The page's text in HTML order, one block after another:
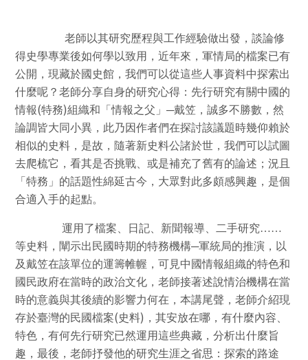
老師以其研究歷程與工作經驗做出發，談論修
得史學專業後如何學以致用，近年來，軍情局的檔案已有
公開，現藏於國史館，我們可以從這些人事資料中探索出
什麼呢？老師分享自身的研究心得：先行研究有關中國的
情報(特務)組織和「情報之父」─戴笠，誠多不勝數，然
論調皆大同小異，此乃因作者們在探討該議題時幾仰賴於
相似的史料，是故，隨著新史料公諸於世，我們可以試圖
去爬梳它，看其是否挑戰、或是補充了舊有的論述；況且
「特務」的話題性綿延古今，大眾對此多頗感興趣，是個
合適入手的起點。
運用了檔案、日記、新聞報導、二手研究……
等史料，闡示出民國時期的特務機構─軍統局的推演，以
及戴笠在該單位的運籌帷幄，可見中國情報組織的特色和
國民政府在當時的政治文化，老師接著述說情治機構在當
時的意義與其後續的影響力何在，本講尾聲，老師介紹現
存於臺灣的民國檔案(史料) ，其安放在哪，有什麼內容、
特色，有何先行研究已然運用這些典藏，分析出什麼旨
趣，最後，老師抒發他的研究生涯之省思：探索的路途